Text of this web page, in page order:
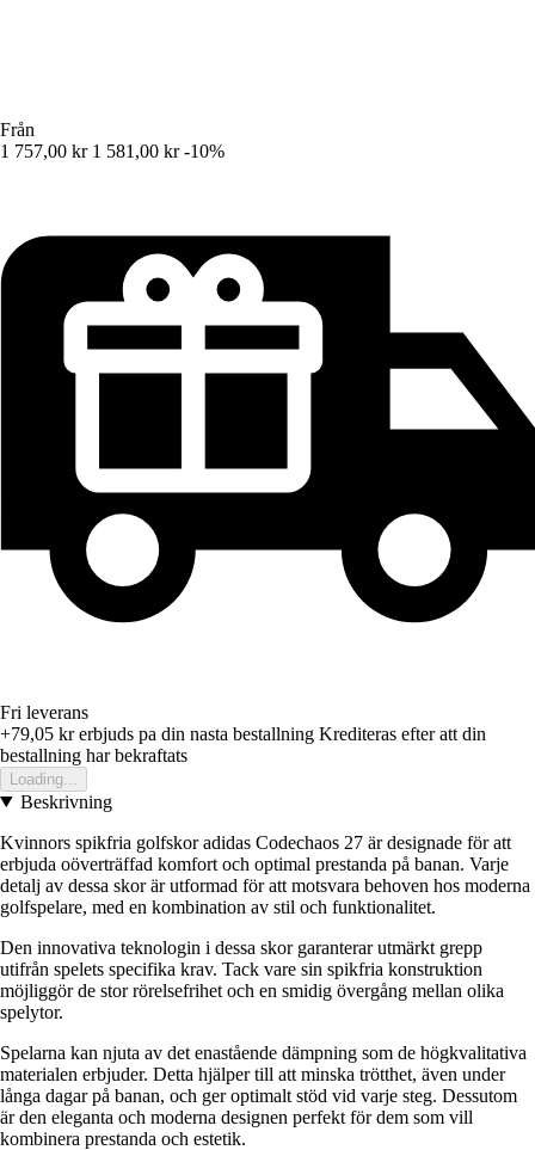
Från
1 757,00 kr 1 581,00 kr -10%
Fri leverans
+79,05 krerbjuds pa din nasta bestallning Krediteras efter att din
bestallning har bekraftats
Loading...
Beskrivning
Kvinnors spikfria golfskor adidas Codechaos 27 är designade för att
erbjuda oöverträffad komfort och optimal prestanda på banan. Varje
detalj av dessa skor är utformad för att motsvara behoven hos moderna
golfspelare, med en kombination av stil och funktionalitet.
Den innovativa teknologin i dessa skor garanterar utmärkt grepp
utifrån spelets specifika krav. Tack vare sin spikfria konstruktion
möjliggör de stor rörelsefrihet och en smidig övergång mellan olika
spelytor.
Spelarna kan njuta av det enastående dämpning som de högkvalitativa
materialen erbjuder. Detta hjälper till att minska trötthet, även under
långa dagar på banan, och ger optimalt stöd vid varje steg. Dessutom
är den eleganta och moderna designen perfekt för dem som vill
kombinera prestanda och estetik.